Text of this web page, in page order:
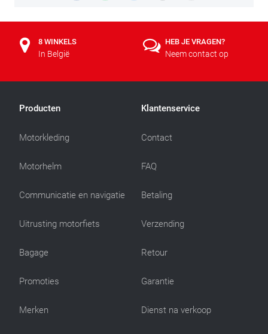
8 WINKELS
In België
HEB JE VRAGEN?
Neem contact op
Producten
Motorkleding
Motorhelm
Communicatie en navigatie
Uitrusting motorfiets
Bagage
Promoties
Merken
Klantenservice
Contact
FAQ
Betaling
Verzending
Retour
Garantie
Dienst na verkoop